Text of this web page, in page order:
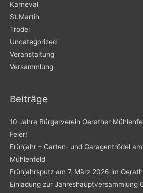
Karneval
St.Martin
Trödel
Uncategorized
Veranstaltung
Versammlung
Beiträge
10 Jahre Bürgerverein Oerather
Feier!
Frühjahr – Garten- und Garagentrödel
Mühlenfeld
Frühjahrsputz am 7. März 2026 im
Einladung zur Jahreshauptversammlung